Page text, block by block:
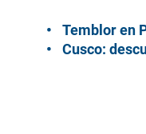
Temblor en
Cusco: